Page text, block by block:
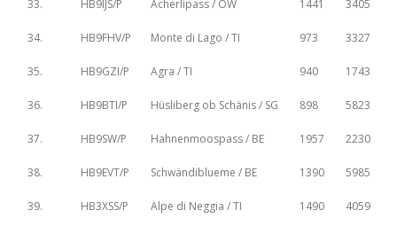
33. HB9IJS/P Ächerlipass / OW 1441 3405
34. HB9FHV/P Monte di Lago / TI 973 3327
35. HB9GZI/P Agra / TI 940 1743
36. HB9BTI/P Hüsliberg ob Schänis / SG 898 5823
37. HB9SW/P Hahnenmoospass / BE 1957 2230
38. HB9EVT/P Schwändiblueme / BE 1390 5985
39. HB3XSS/P Alpe di Neggia / TI 1490 4059